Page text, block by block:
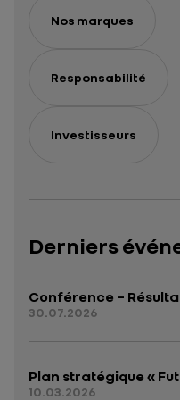
Nos marques
Responsabilité
Investisseurs
Derniers
Conférence –
30.07.2026
Plan stratégique «
10.03.2026